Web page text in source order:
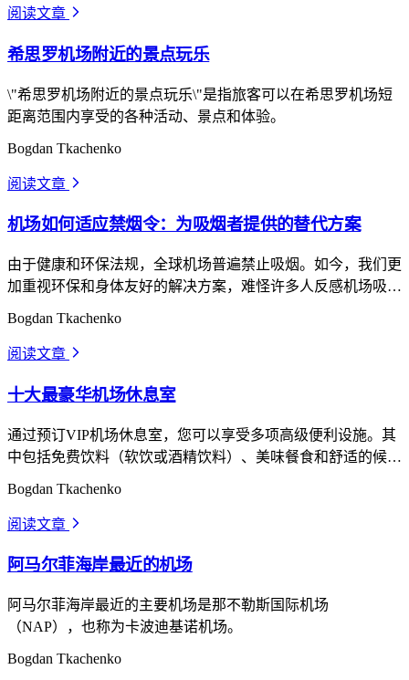
阅读文章 arrow_forward_ios
希思罗机场附近的景点玩乐
\"希思罗机场附近的景点玩乐\"是指旅客可以在希思罗机场短
距离范围内享受的各种活动、景点和体验。
Bogdan Tkachenko
阅读文章 arrow_forward_ios
机场如何适应禁烟令：为吸烟者提供的替代方案
由于健康和环保法规，全球机场普遍禁止吸烟。如今，我们更
加重视环保和身体友好的解决方案，难怪许多人反感机场吸
Bogdan Tkachenko
阅读文章 arrow_forward_ios
十大最豪华机场休息室
通过预订VIP机场休息室，您可以享受多项高级便利设施。其
中包括免费饮料（软饮或酒精饮料）、美味餐食和舒适的候机
Bogdan Tkachenko
阅读文章 arrow_forward_ios
阿马尔菲海岸最近的机场
阿马尔菲海岸最近的主要机场是那不勒斯国际机场
（NAP），也称为卡波迪基诺机场。
Bogdan Tkachenko